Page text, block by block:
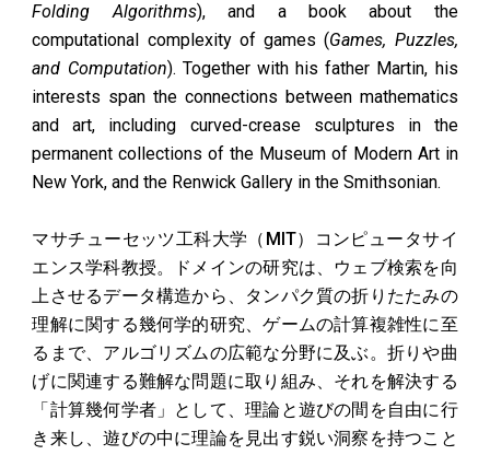
Folding Algorithms), and a book about the
computational complexity of games (Games, Puzzles,
and Computation). Together with his father Martin, his
interests span the connections between mathematics
and art, including curved-crease sculptures in the
permanent collections of the Museum of Modern Artin
New York, and the Renwick Gallery in the Smithsonian.
マサチューセッツ工科大学（MIT）コンピュータサイ
エンス学科教授。ドメインの研究は、ウェブ検索を向
上させるデータ構造から、タンパク質の折りたたみの
理解に関する幾何学的研究、ゲームの計算複雑性に至
るまで、アルゴリズムの広範な分野に及ぶ。折りや曲
げに関連する難解な問題に取り組み、それを解決する
「計算幾何学者」として、理論と遊びの間を自由に行
き来し、遊びの中に理論を見出す鋭い洞察を持つこと